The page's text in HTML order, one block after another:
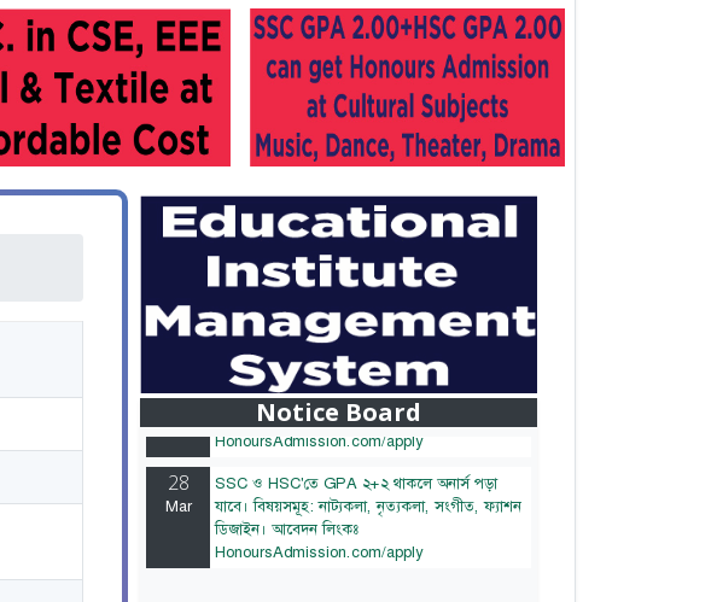
Notice Board
বাজেটের মধ্যে প্রাইভেট ইউনিভার্সিটিতে অনার্স পড়ার
সুযোগ। ২০টির অধিক বিষয়, ৪ বছরে মোট খরচ ২
লক্ষ থেকে ৫ লক্ষ টাকা। আবেদন লিংকঃ
HonoursAdmission.com/apply
28
Mar
যাবে। বিষয়সমূহ: নাট্যকলা, নৃত্যকলা, সংগীত, ফ্যাশন
ডিজাইন। আবেদন লিংকঃ
HonoursAdmission.com/apply